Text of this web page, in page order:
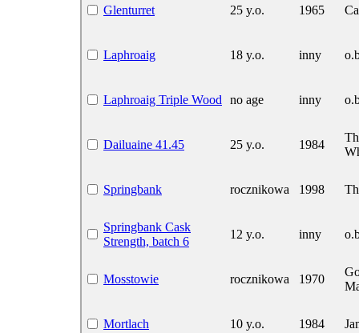
Glenturret 25 y.o. 1965
Laphroaig 18 y.o. inny
Laphroaig Triple Wood no age inny
Dailuaine 41.45 25 y.o. 1984
Springbank rocznikowa 1998
Springbank Cask
Strength, batch 6
12 y.o. inny
Mosstowie rocznikowa 1970
Mortlach 10 y.o. 1984